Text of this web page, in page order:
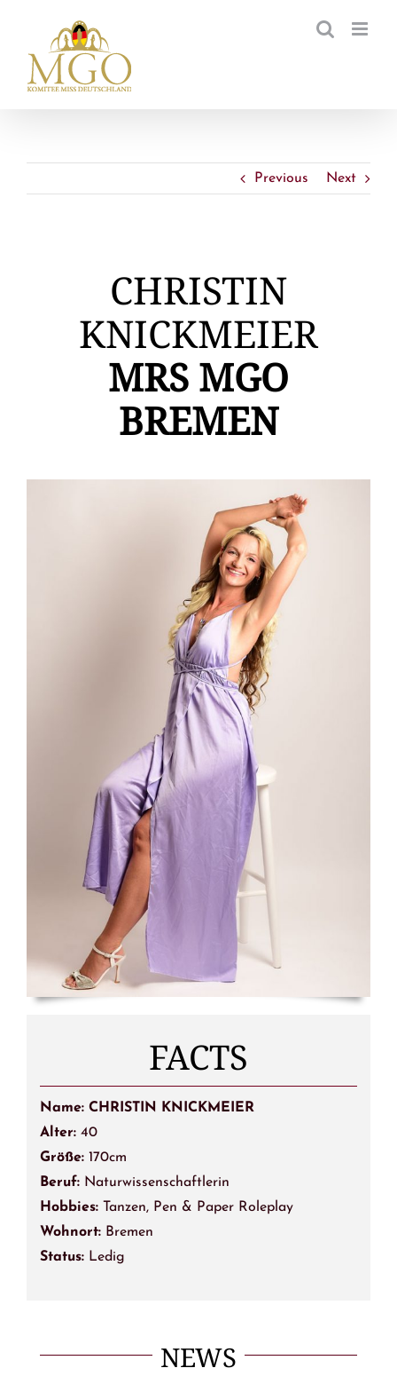
springen
Previous Next
CHRISTIN
KNICKMEIER
MRS MGO
BREMEN
FACTS
Name: CHRISTIN KNICKMEIER
Alter:40
Größe: 170cm
Beruf:Naturwissenschaftlerin
Hobbies:Tanzen, Pen & Paper Roleplay
Wohnort:Bremen
Status:Ledig
NEWS